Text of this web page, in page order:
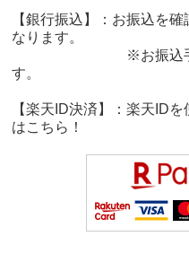
【銀行振込】：お振込を
なります。
※お振込手数料は
す。
【楽天ID決済】：楽天ID
はこちら！